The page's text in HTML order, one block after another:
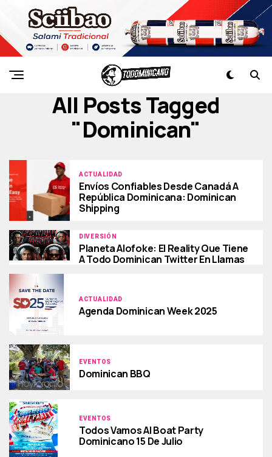
All Posts Tagged
"dominican"
ACTUALIDAD
Envíos Confiables Desde Canadá A
República Dominicana: Dominican
Shipping
DIVERSIÓN
Planeta Alofoke: El Reality Que Tiene
A Todo Dominican Twitter En Llamas
ACTUALIDAD
Agenda Dominican Week 2025
EVENTOS
Dominican BBQ
EVENTOS
Todos Vamos Al Boat Party
Dominicano 15 De Julio